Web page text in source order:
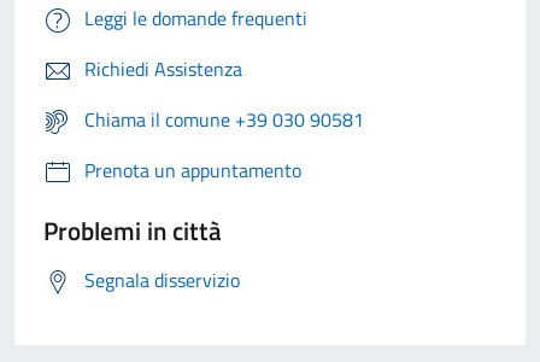
Leggi le domande frequenti
Richiedi Assistenza
Chiama il comune +39 030 90581
Prenota un appuntamento
Problemi in città
Segnala disservizio